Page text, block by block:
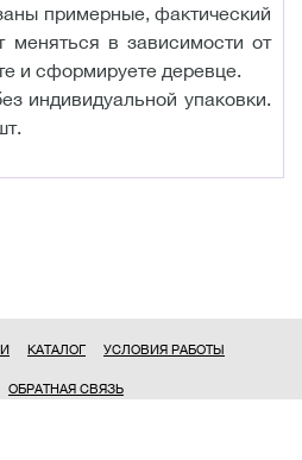
примерные, фактический
меняться в зависимости от
и сформируете деревце.
индивидуальной упаковки.
КАТАЛОГ УСЛОВИЯ РАБОТЫ
ОБРАТНАЯ СВЯЗЬ